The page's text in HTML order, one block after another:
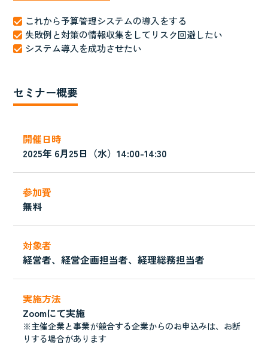
これから予算管理システムの導入をする
失敗例と対策の情報収集をしてリスク回避したい
システム導入を成功させたい
セミナー概要
開催日時
2025年 6月25日（水）14:00-14:30
参加費
無料
対象者
経営者、経営企画担当者、経理総務担当者
実施方法
Zoomにて実施
※主催企業と事業が競合する企業からのお申込みは、お断
りする場合があります